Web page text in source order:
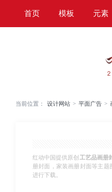
首页 模板 元素
当前位置： 设计网站 > 平面广告 >
红动中国提供原创 工艺品画册
册封面，家装画册封面等主题
进行下载。